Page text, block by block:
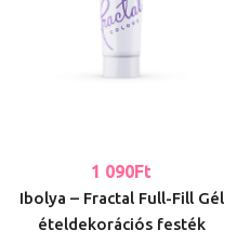
1 090Ft
Ibolya – Fractal Full-Fill Gél
ételdekorációs festék